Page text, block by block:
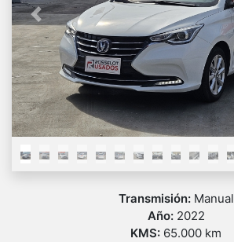
Previous
Transmisión: Manual
Año: 2022
KMS: 65.000 km